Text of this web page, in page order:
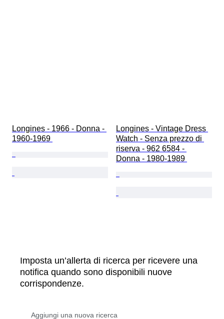
Longines - 1966 - Donna -
1960-1969
Longines - Vintage Dress
Watch - Senza prezzo di
riserva - 962 6584 -
Donna - 1980-1989
Imposta un’allerta di ricerca per ricevere una
notifica quando sono disponibili nuove
corrispondenze.